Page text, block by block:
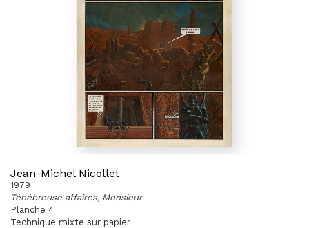
Jean-Michel Nicollet
1979
Ténébreuse affaires, Monsieur
Planche 4
Technique mixte sur papier